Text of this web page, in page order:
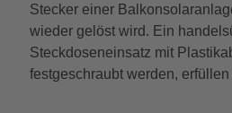
Stecker einer
wieder gelöst wird. Ein
Steckdoseneinsatz mit
festgeschraubt werden,